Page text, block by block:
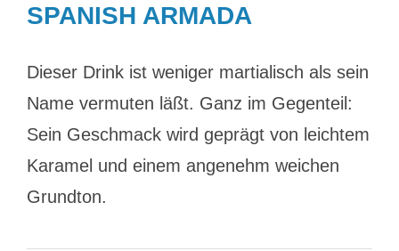
SPANISH ARMADA
Dieser Drink ist weniger martialisch als sein
Name vermuten läßt. Ganz im Gegenteil:
Sein Geschmack wird geprägt von leichtem
Karamel und einem angenehm weichen
Grundton.